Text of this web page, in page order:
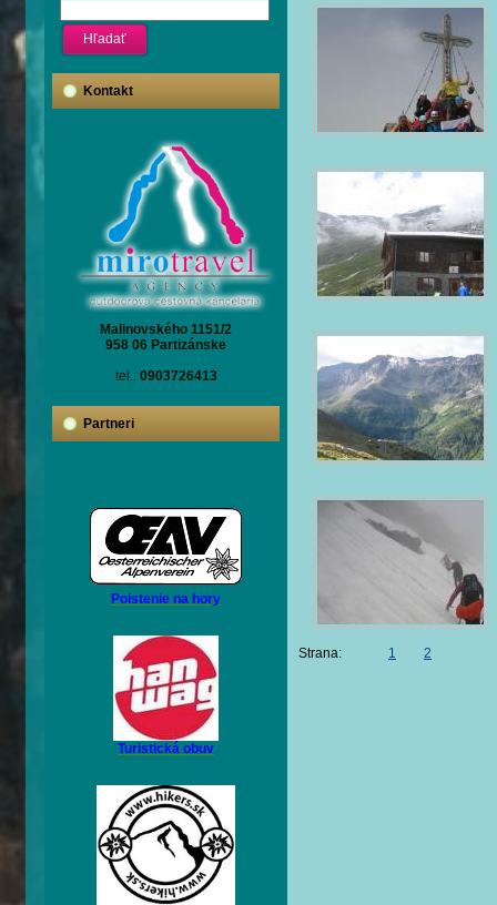
Kontakt
Malinovského 1151/2
958 06 Partizánske
tel.: 0903726413
Partneri
Poistenie na hory
Turistická obuv
Strana: 1 2